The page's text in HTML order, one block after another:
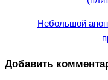
Небольшой
Добавить